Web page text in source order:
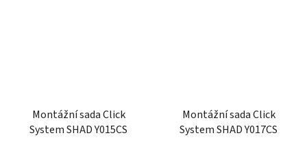
Montážní sada Click
System SHAD Y015CS
Montážní sada Click
System SHAD Y017CS